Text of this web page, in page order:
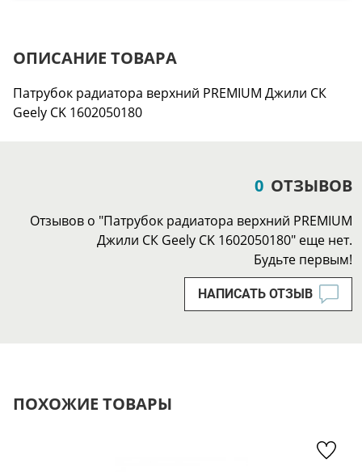
ОПИСАНИЕ ТОВАРА
Патрубок радиатора верхний PREMIUM Джили СК
Geely CK 1602050180
0 ОТЗЫВОВ
Отзывов о "Патрубок радиатора верхний PREMIUM
Джили СК Geely CK 1602050180" еще нет.
Будьте первым!
НАПИСАТЬ ОТЗЫВ
ПОХОЖИЕ ТОВАРЫ